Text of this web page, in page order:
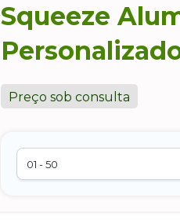
Squeeze
Preço sob consulta